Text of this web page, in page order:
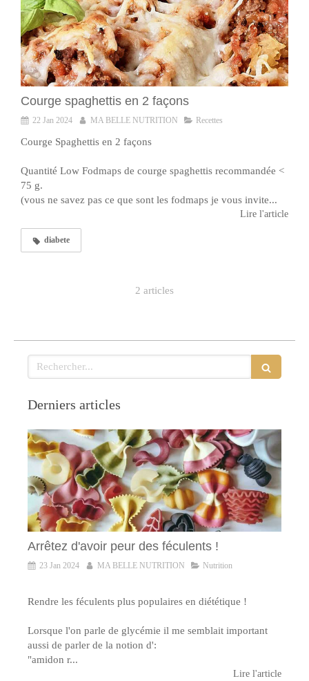
Courge spaghettis en 2 façons
22 Jan 2024 MA BELLE NUTRITION Recettes
Courge Spaghettis en 2 façons
Quantité Low Fodmaps de courge spaghettis recommandée <
75 g.
(vous ne savez pas ce que sont les fodmaps je vous invite...
Lire l'article
diabete
2 articles
Rechercher
Derniers articles
Arrêtez d'avoir peur des féculents !
23 Jan 2024 MA BELLE NUTRITION Nutrition
Rendre les féculents plus populaires en diététique !
Lorsque l'on parle de glycémie il me semblait important
aussi de parler de la notion d':
"amidon r...
Lire l'article